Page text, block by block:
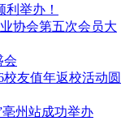
利举办！
协会第五次会员大
会
友值年返校活动圆
州站成功举办